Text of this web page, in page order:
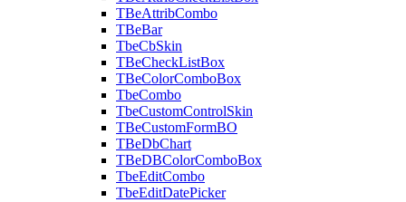
TBeAttribCombo
TBeBar
TbeCbSkin
TBeCheckListBox
TBeColorComboBox
TbeCombo
TbeCustomControlSkin
TBeCustomFormBO
TBeDbChart
TBeDBColorComboBox
TbeEditCombo
TbeEditDatePicker